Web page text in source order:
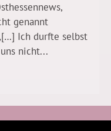
genannt
Ich durfte selbst
nicht...